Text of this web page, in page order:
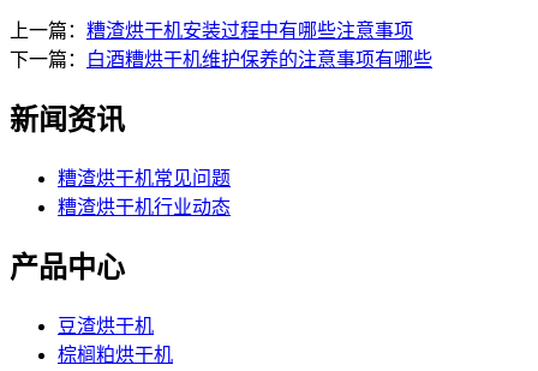
上一篇： 糟渣烘干机安装过程中有哪些注意事项
下一篇：
白酒糟烘干机维护保养的注意事项有哪些
新闻资讯
糟渣烘干机常见问题
糟渣烘干机行业动态
产品中心
豆渣烘干机
棕榈粕烘干机